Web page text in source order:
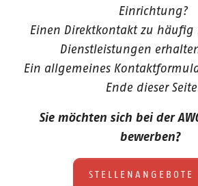
Einrichtung?
Einen Direktkontakt zu häufig
Dienstleistungen
Ein allgemeines
Ende dieser
Sie möchten sich bei der
bewerben?
STELLENANGEBOTE